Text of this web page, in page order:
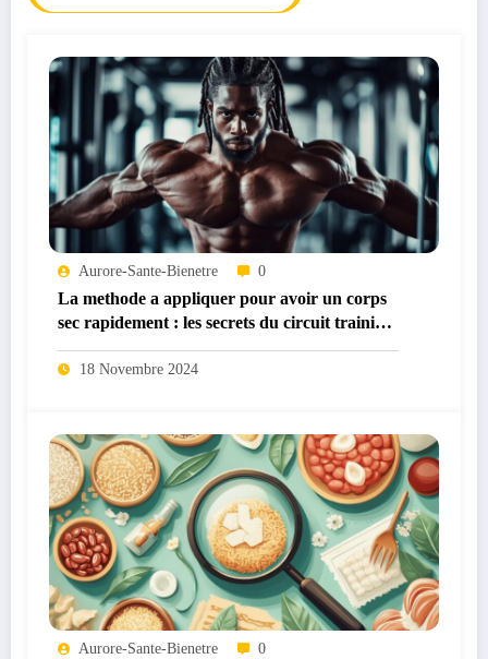
Aurore-Sante-Bienetre 0
La methode a appliquer pour avoir un corps
sec rapidement : les secrets du circuit training
metabolique
18 Novembre 2024
Aurore-Sante-Bienetre 0